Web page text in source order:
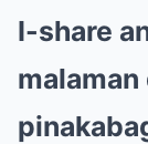
I-share
malaman